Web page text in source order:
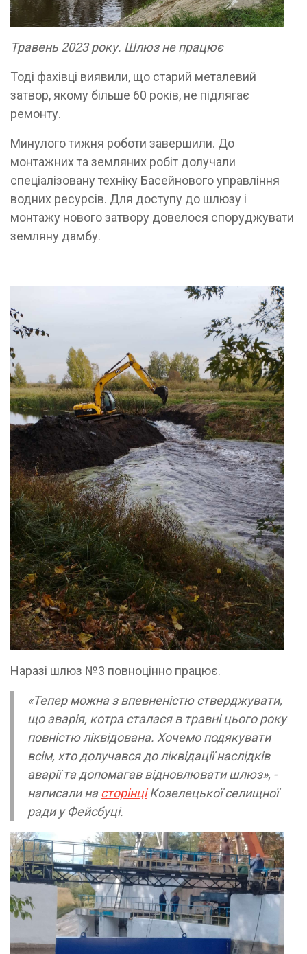
Травень 2023 року. Шлюз не працює
Тоді фахівці виявили, що старий металевий
затвор, якому більше 60 років, не підлягає
ремонту.
Минулого тижня роботи завершили. До
монтажних та земляних робіт долучали
спеціалізовану техніку Басейнового управління
водних ресурсів. Для доступу до шлюзу і
монтажу нового затвору довелося споруджувати
земляну дамбу.
Наразі шлюз №3 повноцінно працює.
«Тепер можна з впевненістю стверджувати,
що аварія, котра сталася в травні цього року
повністю ліквідована. Хочемо подякувати
всім, хто долучався до ліквідації наслідків
аварії та допомагав відновлювати шлюз», -
написали насторінціКозелецької селищної
ради у Фейсбуці.